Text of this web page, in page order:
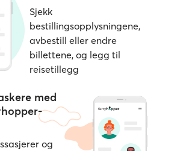
Sjekk
bestillingsopplysningene,
avbestill eller endre
billettene, og legg til
reisetillegg
med
og